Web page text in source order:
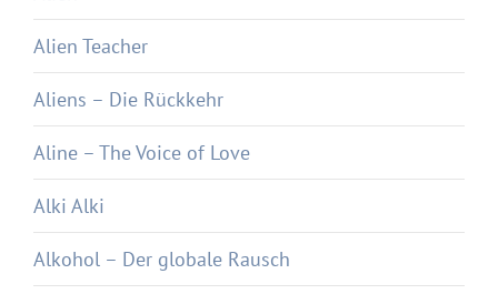
Alien Teacher
Aliens – Die Rückkehr
Aline – The Voice of Love
Alki Alki
Alkohol – Der globale Rausch